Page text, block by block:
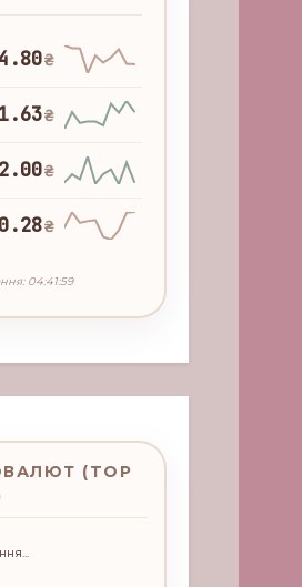
₴
₴
₴
₴
04:41:59
(TOP